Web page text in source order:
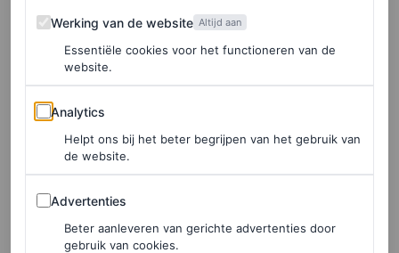
je onze (leef)omgeving vernietigt, maar dan zien we hoe
we het in ons voordeel kunnen laten werken. En tot iets
wat ons ook trots maakt.”
Werking van de website
Werking van de website Altijd aan
Essentiële cookies voor het functioneren van de
website.
Analytics
Analytics
Helpt ons bij het beter begrijpen van het gebruik van
de website.
Advertenties
Advertenties
Beter aanleveren van gerichte advertenties door
gebruik van cookies.